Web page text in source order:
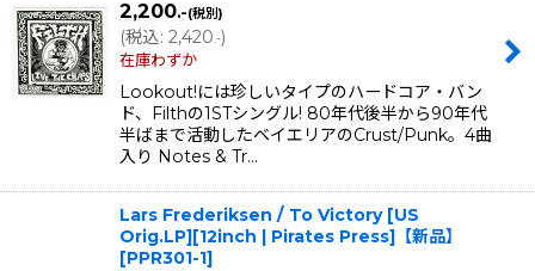
2,200.-(税別)
(税込: 2,420.-)
在庫わずか
Lookout!には珍しいタイプのハードコア・バン
ド、Filthの1STシングル! 80年代後半から90年代
半ばまで活動したベイエリアのCrust/Punk。4曲
入り Notes & Tr…
Lars Frederiksen / To Victory [US
Orig.LP][12inch | Pirates Press]【新品】
[PPR301-1]